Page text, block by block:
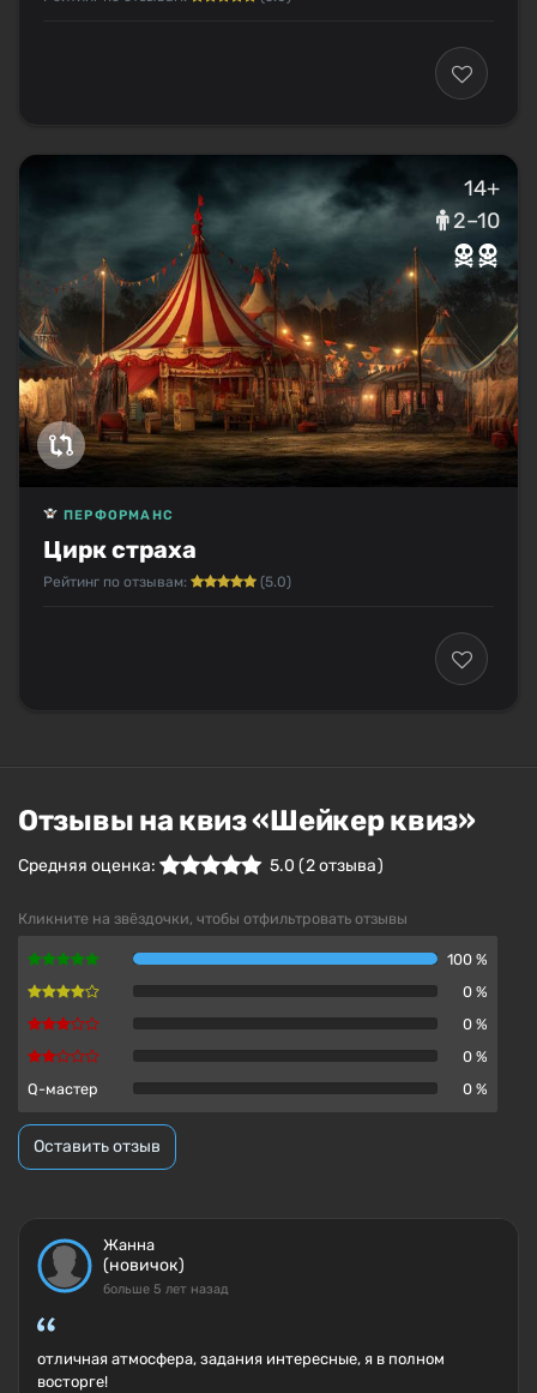
14+
2–10
Цирк страха
ПЕРФОРМАНС
Рейтинг по отзывам: (5.0)
Отзывы на квиз «Шейкер квиз»
Средняя оценка: 5.0 (2отзыва )
Кликните на звёздочки, чтобы отфильтровать отзывы
100 %
0 %
0 %
0 %
Q-мастер
0 %
Оставить отзыв
Жанна
(новичок)
больше 5 лет назад
отличная атмосфера, задания интересные, я в полном
восторге!